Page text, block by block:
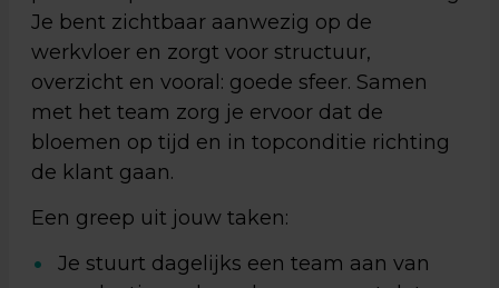
Je bent zichtbaar aanwezig op de
werkvloer en zorgt voor structuur,
overzicht en vooral: goede sfeer. Samen
met het team zorg je ervoor dat de
bloemen op tijd en in topconditie richting
de klant gaan.
Een greep uit jouw taken:
Je stuurt dagelijks een team aan van